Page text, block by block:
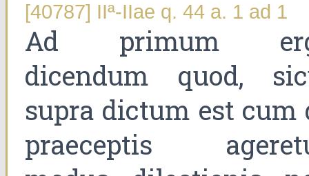
[40787] IIª-IIae q. 44 a. 1 ad 1
Ad primum
dicendum quod,
supra dictum est cum
praeceptis